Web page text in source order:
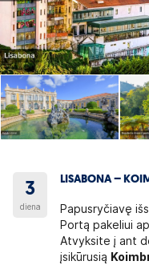
3
diena
LISABONA –
Papusryčiavę
Portą pakeliui
Atvyksite į ant
įsikūrusią